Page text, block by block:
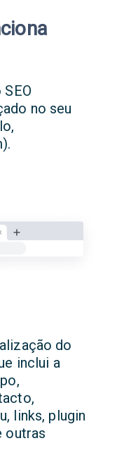
no seu
do
inclui a
links, plugin
outras